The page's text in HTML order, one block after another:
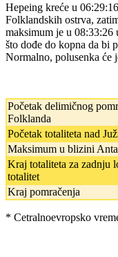
Hepeing kreće u
Folklandskih ostrva,
maksimum je u 08:33:26
što dođe do kopna da bi
Normalno, polusenka će
Početak delimičnog
Folklanda
Početak totaliteta nad
Maksimum u blizini
Kraj totaliteta za zadnju
totalitet
Kraj pomračenja
* Cetralnoevropsko